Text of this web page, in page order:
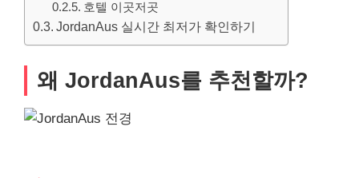
호텔 이곳저곳
JordanAus 실시간 최저가 확인하기
왜 JordanAus를 추천할까?